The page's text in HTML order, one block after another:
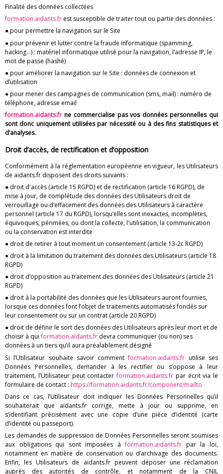
Finalité des données collectées
formation.aidants.fr est susceptible de traiter tout ou partie des données :
● pour permettre la navigation sur le Site
● pour prévenir et lutter contre la fraude informatique (spamming,
hacking…) : matériel informatique utilisé pour la navigation, l’adresse IP, le
mot de passe (hashé)
● pour améliorer la navigation sur le Site : données de connexion et
d’utilisation
● pour mener des campagnes de communication (sms, mail) : numéro de
téléphone, adresse email
formation.aidants.fr ne commercialise pas vos données personnelles qui
sont donc uniquement utilisées par nécessité ou à des fins statistiques et
d’analyses.
Droit d’accès, de rectification et d’opposition
Conformément à la réglementation européenne en vigueur, les Utilisateurs
de aidants.fr disposent des droits suivants :
● droit d'accès (article 15 RGPD) et de rectification (article 16 RGPD), de
mise à jour, de complétude des données des Utilisateurs droit de
verrouillage ou d’effacement des données des Utilisateurs à caractère
personnel (article 17 du RGPD), lorsqu’elles sont inexactes, incomplètes,
équivoques, périmées, ou dont la collecte, l'utilisation, la communication
ou la conservation est interdite
● droit de retirer à tout moment un consentement (article 13-2c RGPD)
● droit à la limitation du traitement des données des Utilisateurs (article 18
RGPD)
● droit d’opposition au traitement des données des Utilisateurs (article 21
RGPD)
● droit à la portabilité des données que les Utilisateurs auront fournies,
lorsque ces données font l’objet de traitements automatisés fondés sur
leur consentement ou sur un contrat (article 20 RGPD)
● droit de définir le sort des données des Utilisateurs après leur mort et de
choisir à quiformation.aidants.fr devra communiquer (ou non) ses
données à un tiers qu’il aura préalablement désigné
Si l’Utilisateur souhaite savoir commentformation.aidants.fr utilise ses
Données Personnelles, demander à les rectifier ou s’oppose à leur
traitement, l’Utilisateur peut contacterformation.aidants.fr par écrit via le
formulaire de contact : https://formation.aidants.fr/component/mailto
Dans ce cas, l’Utilisateur doit indiquer les Données Personnelles qu’il
souhaiterait que aidants.fr corrige, mette à jour ou supprime, en
s’identifiant précisément avec une copie d’une pièce d’identité (carte
d’identité ou passeport).
Les demandes de suppression de Données Personnelles seront soumises
aux obligations qui sont imposées àformation.aidants.fr par la loi,
notamment en matière de conservation ou d’archivage des documents.
Enfin, les Utilisateurs de aidants.fr peuvent déposer une réclamation
auprès des autorités de contrôle, et notamment de la CNIL